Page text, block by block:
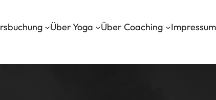
Über Yoga Über Coaching Impressum